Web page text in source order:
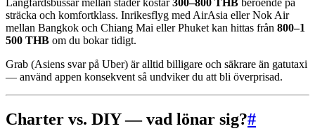
Långfärdsbussar mellan städer kostar300–800 THB beroende på
sträcka och komfortklass. Inrikesflyg med AirAsia eller Nok Air
mellan Bangkok och Chiang Mai eller Phuket kan hittas från 800–1
500 THB om du bokar tidigt.
Grab (Asiens svar på Uber) är alltid billigare och säkrare än gatutaxi
— använd appen konsekvent så undviker du att bli överprisad.
Charter vs. DIY — vad lönar sig?#